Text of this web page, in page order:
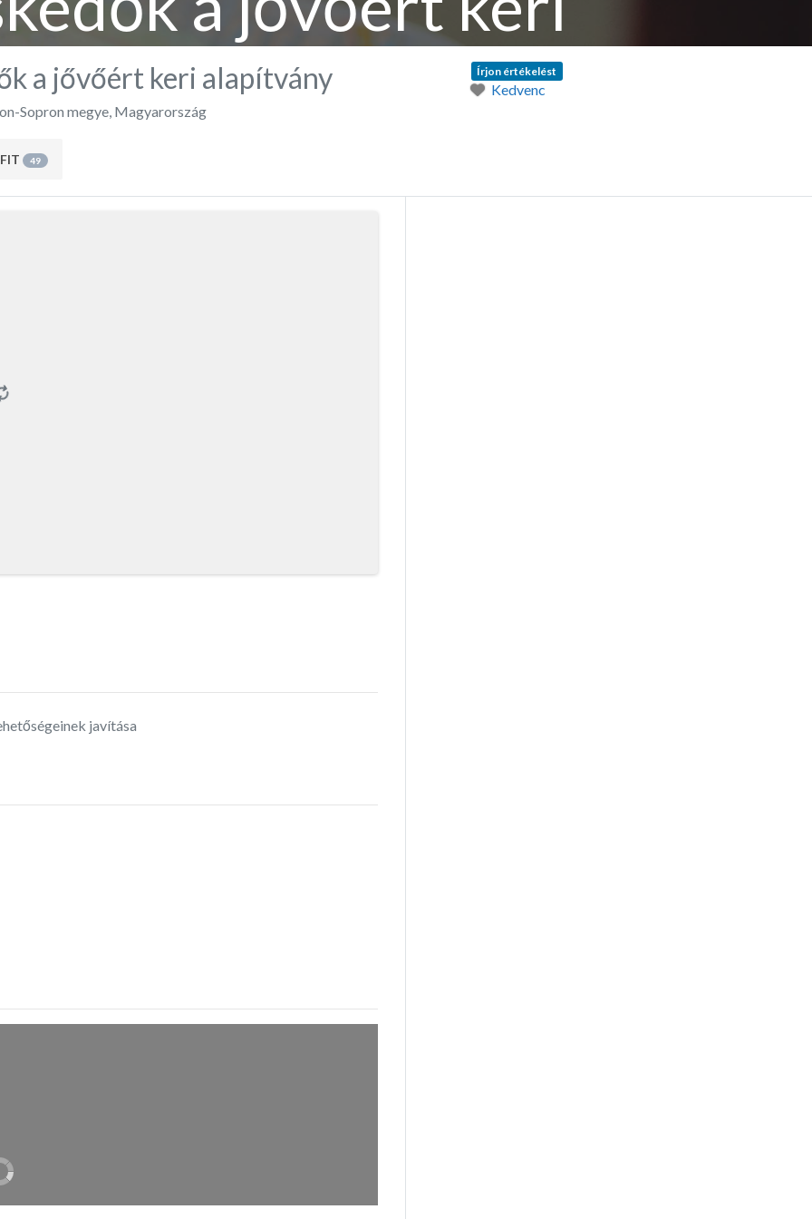
alapítvány
a jővőért keri alapítvány
Sopron megye, Magyarország
49
Írjon értékelést
Kedvenc
javítása